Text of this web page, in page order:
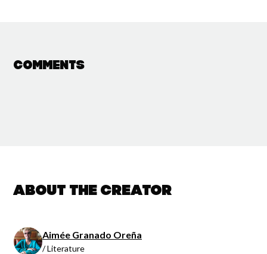
Comments
About the creator
Aimée Granado Oreña
/ Literature